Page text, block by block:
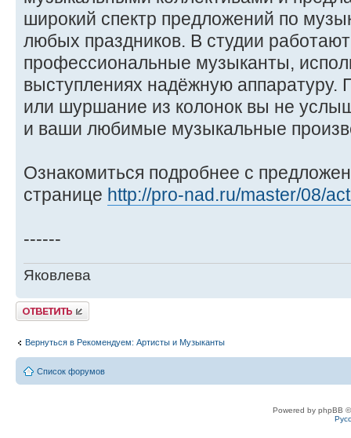
широкий спектр предложений по
любых праздников. В студии
профессиональные музыканты,
выступлениях надёжную аппаратуру.
или шуршание из колонок вы не
и ваши любимые музыкальные
Ознакомиться подробнее с
странице http://pro-nad.ru/master/08/
------
Яковлева
Ответить
Вернуться в Рекомендуем: Артисты и Музыканты
Список форумов
Powered by phpBB